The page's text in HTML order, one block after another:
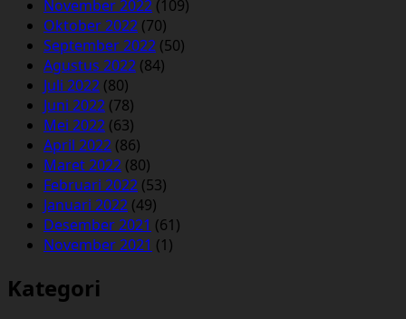
November 2022 (109)
Oktober 2022 (70)
September 2022 (50)
Agustus 2022 (84)
Juli 2022 (80)
Juni 2022 (78)
Mei 2022 (63)
April 2022 (86)
Maret 2022 (80)
Februari 2022 (53)
Januari 2022 (49)
Desember 2021 (61)
November 2021 (1)
Kategori